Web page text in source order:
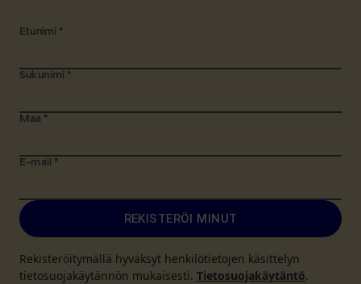
Etunimi *
Sukunimi *
Maa *
E-mail *
REKISTERÖI MINUT
Rekisteröitymällä hyväksyt henkilötietojen käsittelyn
tietosuojakäytännön mukaisesti. Tietosuojakäytäntö.